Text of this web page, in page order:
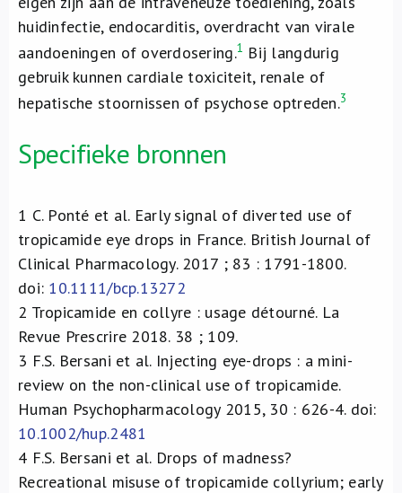
huidinfectie, endocarditis, overdracht van virale
aandoeningen of overdosering.1 Bij langdurig
gebruik kunnen cardiale toxiciteit, renale of
hepatische stoornissen of psychose optreden.3
Specifieke bronnen
1 C. Ponté et al. Early signal of diverted use of
tropicamide eye drops in France. British Journal of
Clinical Pharmacology. 2017 ; 83 : 1791-1800.
doi: 10.1111/bcp.13272
2 Tropicamide en collyre : usage détourné. La
Revue Prescrire 2018. 38 ; 109.
3 F.S. Bersani et al. Injecting eye-drops : a mini-
review on the non-clinical use of tropicamide.
Human Psychopharmacology 2015, 30 : 626-4. doi:
10.1002/hup.2481
4 F.S. Bersani et al. Drops of madness?
Recreational misuse of tropicamide collyrium; early